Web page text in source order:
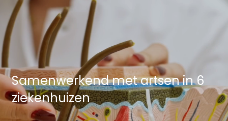
Samenwerkend met artsen in 6
ziekenhuizen